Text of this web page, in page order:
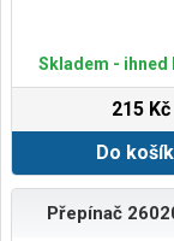
Skladem - ihned
215 Kč
Do
Přepínač